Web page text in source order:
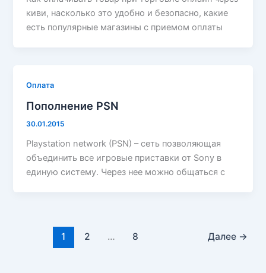
киви, насколько это удобно и безопасно, какие
есть популярные магазины с приемом оплаты
Оплата
Пополнение PSN
30.01.2015
Playstation network (PSN) – сеть позволяющая
объединить все игровые приставки от Sony в
единую систему. Через нее можно общаться с
1 2 … 8 Далее →